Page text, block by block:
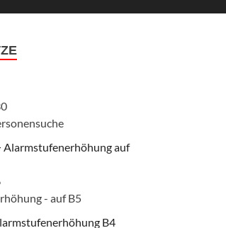
Alarmstufenerhöhung auf
- auf B5
B4